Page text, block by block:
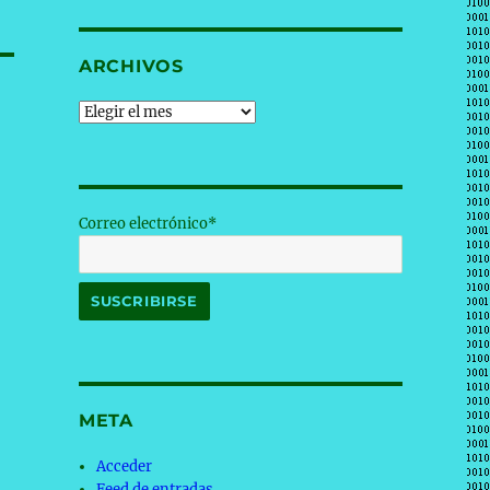
ARCHIVOS
Archivos
Correo electrónico*
META
Acceder